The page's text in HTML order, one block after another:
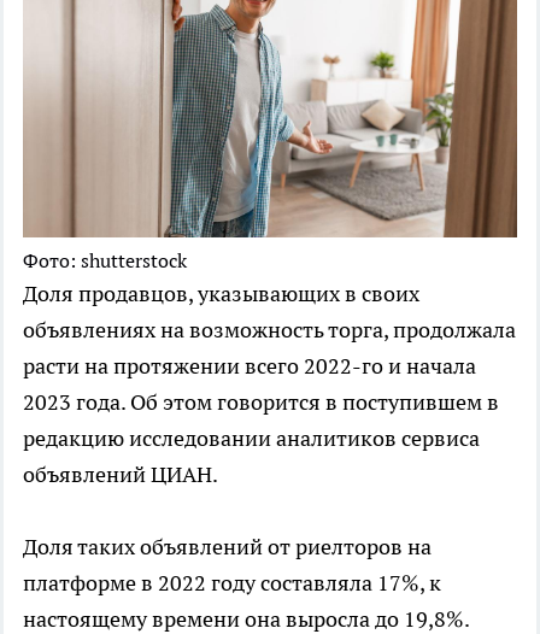
Фото: shutterstock
Доля продавцов, указывающих в своих
объявлениях на возможность торга, продолжала
расти на протяжении всего 2022-го и начала
2023 года. Об этом говорится в поступившем в
редакцию исследовании аналитиков сервиса
объявлений ЦИАН.
Доля таких объявлений от риелторов на
платформе в 2022 году составляла 17%, к
настоящему времени она выросла до 19,8%.